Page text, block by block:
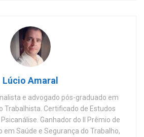
Lúcio Amaral
e advogado pós-graduado em
Trabalhista. Certificado de Estudos
Ganhador do II Prêmio de
em Saúde e Segurança do Trabalho,